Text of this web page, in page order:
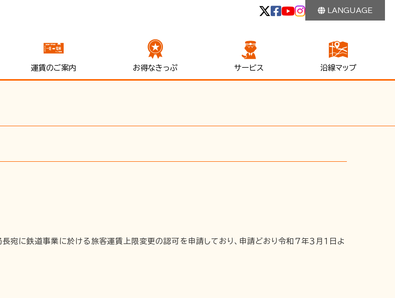
LANGUAGE
運賃のご案内 お得なきっぷ サービス 沿線マップ
宛に鉄道事業に於ける旅客運賃上限変更の認可を申請しており、申請どおり令和７年３月１日よ